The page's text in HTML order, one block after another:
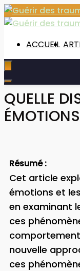
ACCUEIL
QUELLE
Résumé :
Cet article
émotions et
en examinant
ces
nouvelle
ces